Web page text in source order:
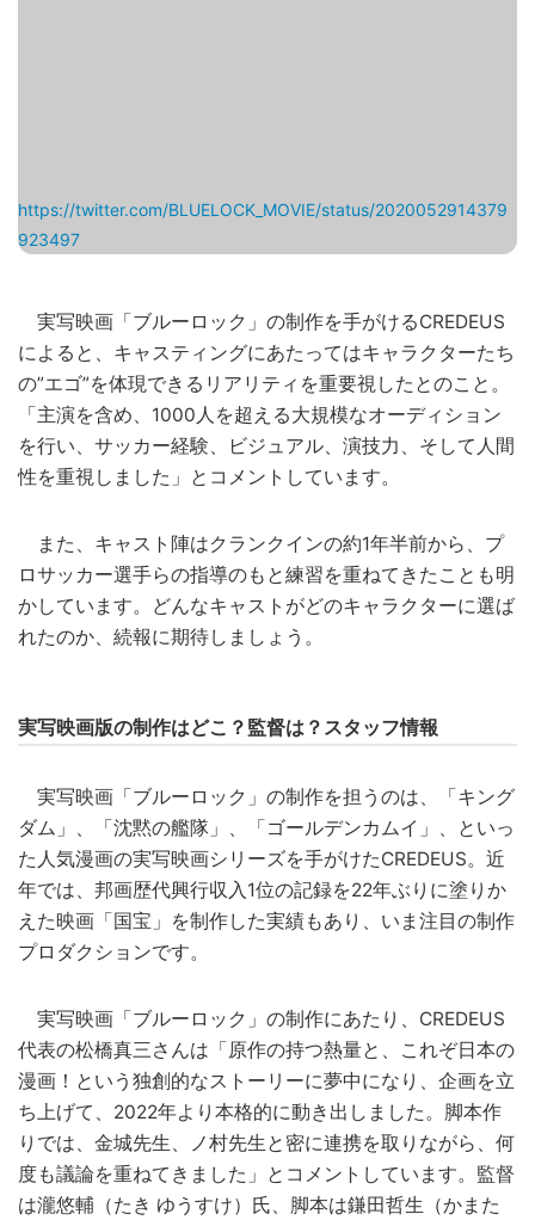
https://twitter.com/BLUELOCK_MOVIE/status/2020052914379
923497
実写映画「ブルーロック」の制作を手がけるCREDEUS
によると、キャスティングにあたってはキャラクターたち
の”エゴ”を体現できるリアリティを重要視したとのこと。
「主演を含め、1000人を超える大規模なオーディション
を行い、サッカー経験、ビジュアル、演技力、そして人間
性を重視しました」とコメントしています。
また、キャスト陣はクランクインの約1年半前から、プ
ロサッカー選手らの指導のもと練習を重ねてきたことも明
かしています。どんなキャストがどのキャラクターに選ば
れたのか、続報に期待しましょう。
実写映画版の制作はどこ？監督は？スタッフ情報
実写映画「ブルーロック」の制作を担うのは、「キング
ダム」、「沈黙の艦隊」、「ゴールデンカムイ」、といっ
た人気漫画の実写映画シリーズを手がけたCREDEUS。近
年では、邦画歴代興行収入1位の記録を22年ぶりに塗りか
えた映画「国宝」を制作した実績もあり、いま注目の制作
プロダクションです。
実写映画「ブルーロック」の制作にあたり、CREDEUS
代表の松橋真三さんは「原作の持つ熱量と、これぞ日本の
漫画！という独創的なストーリーに夢中になり、企画を立
ち上げて、2022年より本格的に動き出しました。脚本作
りでは、金城先生、ノ村先生と密に連携を取りながら、何
度も議論を重ねてきました」とコメントしています。監督
は瀧悠輔（たき ゆうすけ）氏、脚本は鎌田哲生（かまた